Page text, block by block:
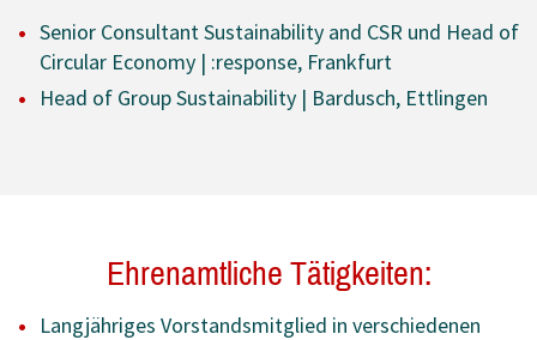
Senior Consultant Sustainability and CSR und Head of
Circular Economy | :response, Frankfurt
Head of Group Sustainability | Bardusch, Ettlingen
Ehrenamtliche Tätigkeiten:
Langjähriges Vorstandsmitglied in verschiedenen